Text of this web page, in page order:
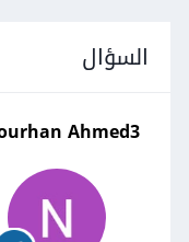
السؤال
Ahmed3